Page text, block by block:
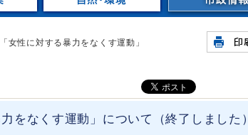
女性に対する暴力をなくす運動」
をなくす運動」について（終了しました）